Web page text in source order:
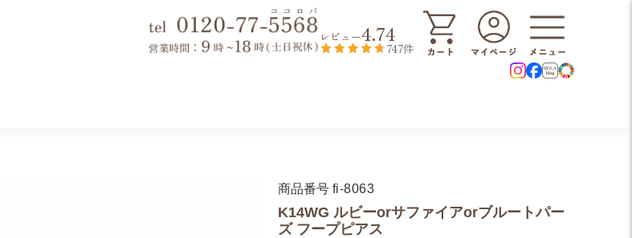
レビュー4.74
747件
商品番号 fi-8063
K14WG ルビーorサファイアorブルートパー
ズ フープピアス